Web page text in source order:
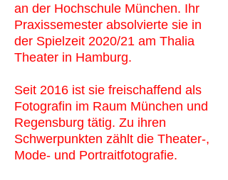
an der Hochschule München. Ihr
Praxissemester absolvierte sie in
der Spielzeit 2020/21 am Thalia
Theater in Hamburg.
Seit 2016 ist sie freischaffend als
Fotografin im Raum München und
Regensburg tätig. Zu ihren
Schwerpunkten zählt die Theater-,
Mode- und Portraitfotografie.